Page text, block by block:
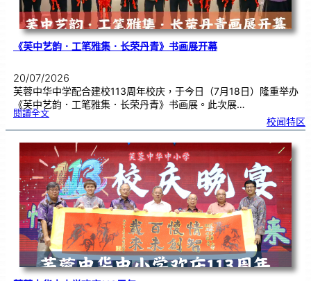
《芙中艺韵．工笔雅集．长荣丹青》书画展开幕
20/07/2026
芙蓉中华中学配合建校113周年校庆，于今日（7月18日）隆重举办
《芙中艺韵．工笔雅集．长荣丹青》书画展。此次展…
閱讀全文:《
艺
．
工
笔
雅
．
长
荣
丹
青
》
书
画
展
开
幕
校闻特区